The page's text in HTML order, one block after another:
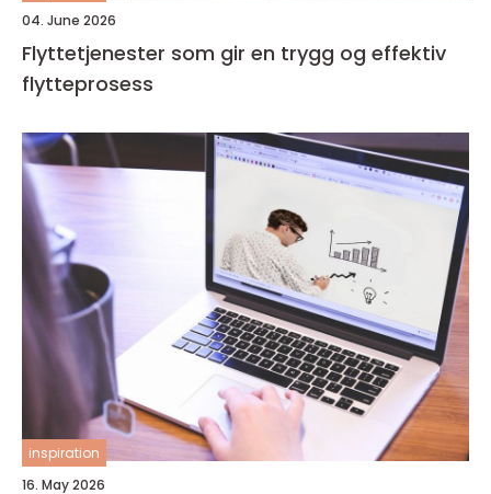
04. June 2026
Flyttetjenester som gir en trygg og effektiv
flytteprosess
inspiration
16. May 2026